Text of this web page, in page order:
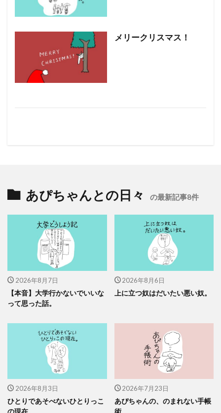
メリークリスマス！
あぴちゃんとの日々 の最新記事8件
2026年8月7日
【本音】大学行かないでいいな
って思った話。
2026年8月6日
上に立つ奴はだいたい悪い奴。
2026年8月3日
ひとりであそべないひとりっこ
2026年7月23日
あぴちゃんの、のまれない手帳